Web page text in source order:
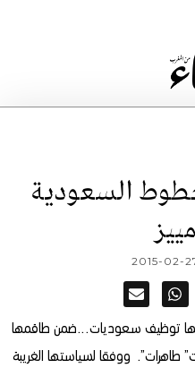
السعودية
2015-02-
توظيف سعوديات…ضمن طاقمها
طاهرات”. ووفقا لسياستها الغريبة